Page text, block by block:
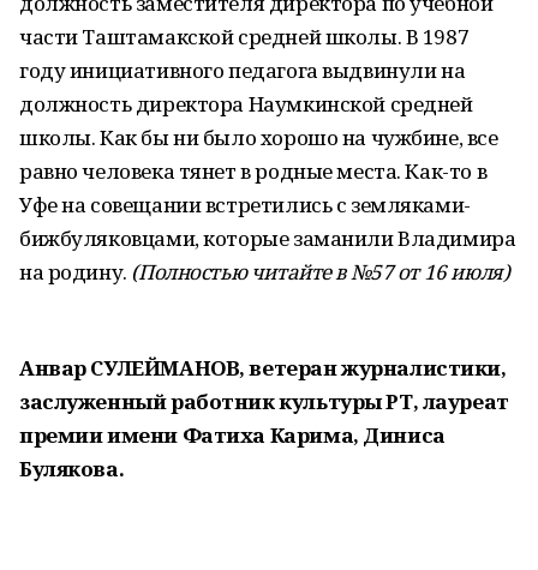
части Таштамакской средней школы. В 1987
году инициативного педагога выдвинули на
должность директора Наумкинской средней
школы. Как бы ни было хорошо на чужбине, все
равно человека тянет в родные места. Как-то в
Уфе на совещании встретились с земляками-
бижбуляковцами, которые заманили Владимира
на родину. (Полностью читайте в №57 от 16 июля)
Анвар СУЛЕЙМАНОВ, ветеран журналистики,
заслуженный работник культуры РТ, лауреат
премии имени Фатиха Карима, Диниса
Булякова.